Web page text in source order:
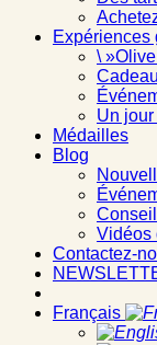
Expériences
\
Un
Médailles
Blog
Vidéos
Contactez-
Français